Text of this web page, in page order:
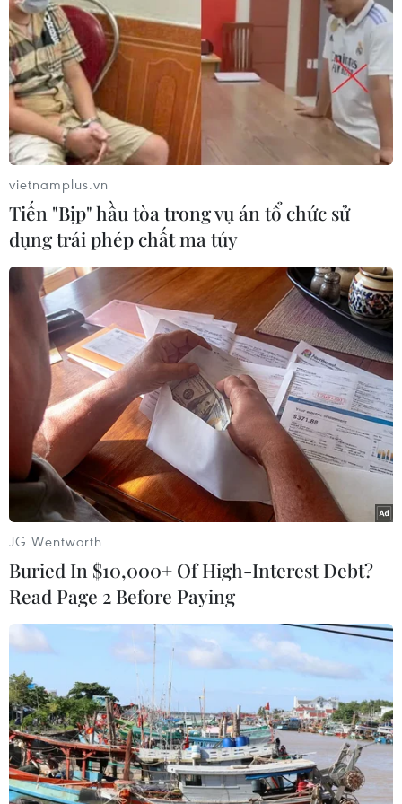
#gói cứu trợi #COVID 19
#donald trump
#bầu cử mỹ
#thất nghiệp Mỹ
Theo dõi VietnamPlus
TIN LIÊN QUAN
vietnamplus.vn
Tiến "Bịp" hầu tòa trong vụ án tổ chức sử
dụng trái phép chất ma túy
JG Wentworth
Buried In $10,000+ Of High-Interest Debt?
Read Page 2 Before Paying